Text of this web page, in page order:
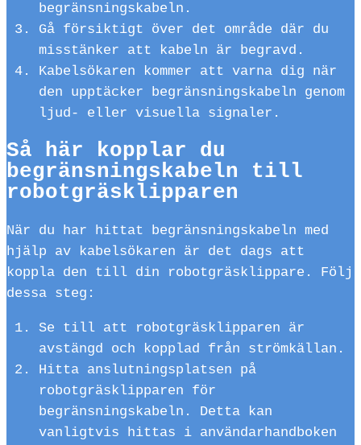
begränsningskabeln.
Gå försiktigt över det område där du
misstänker att kabeln är begravd.
Kabelsökaren kommer att varna dig när
den upptäcker begränsningskabeln genom
ljud- eller visuella signaler.
Så här kopplar du
begränsningskabeln till
robotgräsklipparen
När du har hittat begränsningskabeln med
hjälp av kabelsökaren är det dags att
koppla den till din robotgräsklippare. Följ
dessa steg:
Se till att robotgräsklipparen är
avstängd och kopplad från strömkällan.
Hitta anslutningsplatsen på
robotgräsklipparen för
begränsningskabeln. Detta kan
vanligtvis hittas i användarhandboken